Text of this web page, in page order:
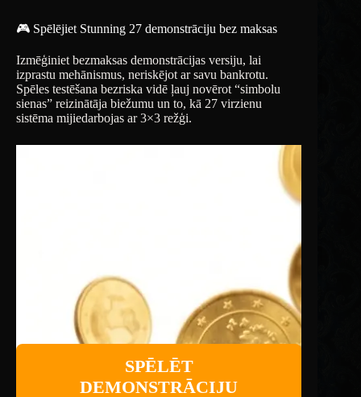
🎮 Spēlējiet Stunning 27 demonstrāciju bez maksas
Izmēģiniet bezmaksas demonstrācijas versiju, lai
izprastu mehānismus, neriskējot ar savu bankrotu.
Spēles testēšana bezriska vidē ļauj novērot “simbolu
sienas” reizinātāja biežumu un to, kā 27 virzienu
sistēma mijiedarbojas ar 3×3 režģi.
SPĒLĒT
DEMONSTRĀCIJU